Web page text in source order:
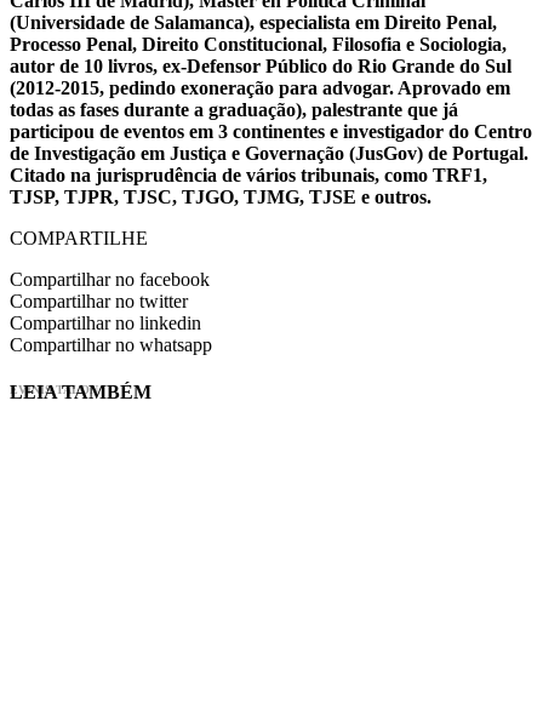
(Universidade de Salamanca), especialista em Direito Penal,
Processo Penal, Direito Constitucional, Filosofia e Sociologia,
autor de 10 livros, ex-Defensor Público do Rio Grande do Sul
(2012-2015, pedindo exoneração para advogar. Aprovado em
todas as fases durante a graduação), palestrante que já
participou de eventos em 3 continentes e investigador do Centro
de Investigação em Justiça e Governação (JusGov) de Portugal.
Citado na jurisprudência de vários tribunais, como TRF1,
TJSP, TJPR, TJSC, TJGO, TJMG, TJSE e outros.
COMPARTILHE
Compartilhar no facebook
Compartilhar no twitter
Compartilhar no linkedin
Compartilhar no whatsapp
EVINIS TALON
LEIA TAMBÉM